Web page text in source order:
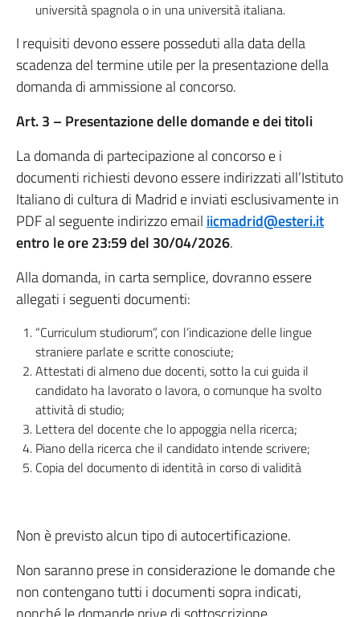
università spagnola o in una università italiana.
I requisiti devono essere posseduti alla data della
scadenza del termine utile per la presentazione della
domanda di ammissione al concorso.
Art. 3 – Presentazione delle domande e dei titoli
La domanda di partecipazione al concorso e i
documenti richiesti devono essere indirizzati all’Istituto
Italiano di cultura di Madrid e inviati esclusivamente in
PDF al seguente indirizzo emailiicmadrid@esteri.it
entro le ore 23:59 del 30/04/2026.
Alla domanda, in carta semplice, dovranno essere
allegati i seguenti documenti:
“Curriculum studiorum”, con l’indicazione delle lingue
straniere parlate e scritte conosciute;
Attestati di almeno due docenti, sotto la cui guida il
candidato ha lavorato o lavora, o comunque ha svolto
attività di studio;
Lettera del docente che lo appoggia nella ricerca;
Piano della ricerca che il candidato intende scrivere;
Copia del documento di identità in corso di validità
Non è previsto alcun tipo di autocertificazione.
Non saranno prese in considerazione le domande che
non contengano tutti i documenti sopra indicati,